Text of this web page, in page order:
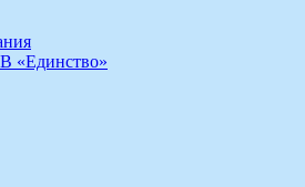
«Единство»